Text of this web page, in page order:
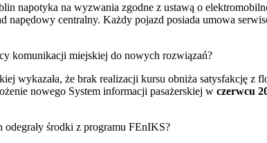
napotyka na wyzwania zgodne z ustawą o
napędowy centralny. Każdy pojazd posiada umowa
komunikacji miejskiej do nowych rozwiązań?
wykazała, że brak realizacji kursu obniża satysfakcję
nowego System informacji pasażerskiej w czerwcu
środki z programu FEnIKS?